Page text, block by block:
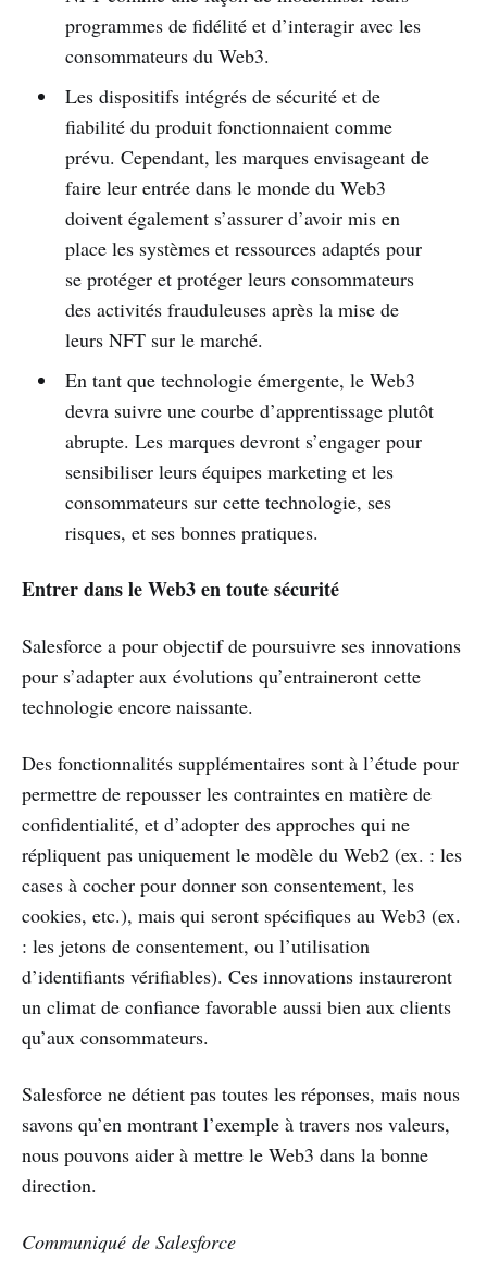
programmes de fidélité et d’interagir avec les
consommateurs du Web3.
Les dispositifs intégrés de sécurité et de
fiabilité du produit fonctionnaient comme
prévu. Cependant, les marques envisageant de
faire leur entrée dans le monde du Web3
doivent également s’assurer d’avoir mis en
place les systèmes et ressources adaptés pour
se protéger et protéger leurs consommateurs
des activités frauduleuses après la mise de
leurs NFT sur le marché.
En tant que technologie émergente, le Web3
devra suivre une courbe d’apprentissage plutôt
abrupte. Les marques devront s’engager pour
sensibiliser leurs équipes marketing et les
consommateurs sur cette technologie, ses
risques, et ses bonnes pratiques.
Entrer dans le Web3 en toute sécurité
Salesforce a pour objectif de poursuivre ses innovations
pour s’adapter aux évolutions qu’entraineront cette
technologie encore naissante.
Des fonctionnalités supplémentaires sont à l’étude pour
permettre de repousser les contraintes en matière de
confidentialité, et d’adopter des approches qui ne
répliquent pas uniquement le modèle du Web2 (ex. : les
cases à cocher pour donner son consentement, les
cookies, etc.), mais qui seront spécifiques au Web3 (ex.
: les jetons de consentement, ou l’utilisation
d’identifiants vérifiables). Ces innovations instaureront
un climat de confiance favorable aussi bien aux clients
qu’aux consommateurs.
Salesforce ne détient pas toutes les réponses, mais nous
savons qu’en montrant l’exemple à travers nos valeurs,
nous pouvons aider à mettre le Web3 dans la bonne
direction.
Communiqué de Salesforce